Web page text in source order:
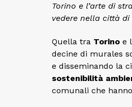
Torino e l’arte di
vedere nella città di
Quella tra Torino e
decine di murales
e disseminando la
sostenibilità
comunali che